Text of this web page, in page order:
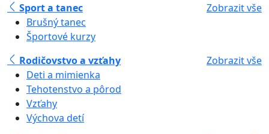
Sport a tanec
Zobrazit vše
Brušný tanec
Športové kurzy
Rodičovstvo a vzťahy
Zobrazit vše
Deti a mimienka
Tehotenstvo a pôrod
Vzťahy
Výchova detí